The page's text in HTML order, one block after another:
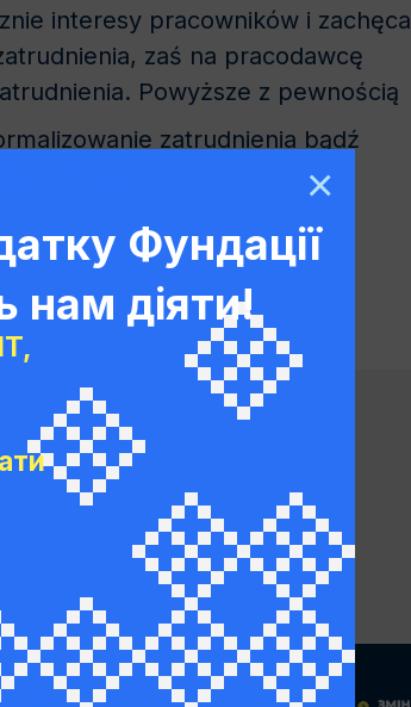
interesy pracowników i zachęca
zaś na pracodawcę
Powyższe z pewnością
zatrudnienia bądź
ich stać.
ІНШЕ
Фундації
нам діяти!
×